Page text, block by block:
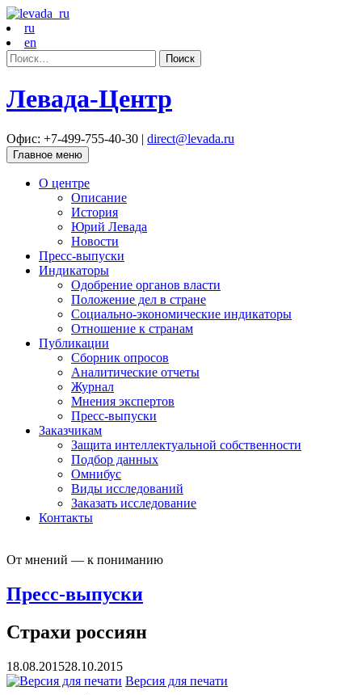
ru
en
Найти:
Левада-Центр
Офис: +7-499-755-40-30 | direct@levada.ru
Главное меню
О центре
Описание
История
Юрий Левада
Новости
Пресс-выпуски
Индикаторы
Одобрение органов власти
Положение дел в стране
Социально-экономические индикаторы
Отношение к странам
Публикации
Сборник опросов
Аналитические отчеты
Журнал
Мнения экспертов
Пресс-выпуски
Заказчикам
Защита интеллектуальной собственности
Подбор данных
Омнибус
Виды исследований
Заказать исследование
Контакты
От мнений — к пониманию
Пресс-выпуски
Страхи россиян
18.08.201528.10.2015
Версия для печати